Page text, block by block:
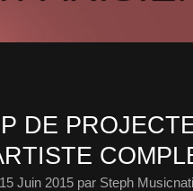
DE
15 Juin 2015 par Steph